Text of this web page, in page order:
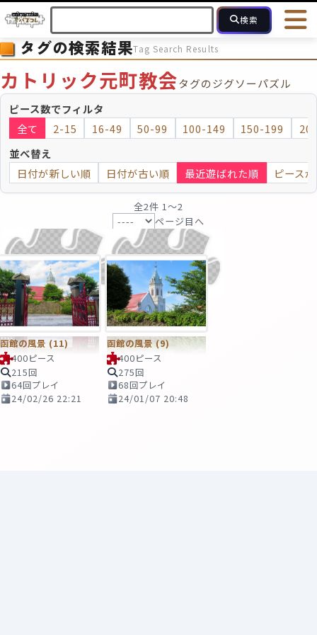
検索
HOME 会員登録
ヘルプ
お問合せ
最近投稿され
ピース数 2～15 16～49 50～99 100
モザイク モザイクのみ
タグの検索結果Tag Search Results
カトリック元町教会タグのジグソーパズル
ピース数でフィルタ
全て
2-15 16-49 50-99 100-149 150-199
並べ替え
日付が新しい順
日付が古い順 最近遊ばれた順 ピース
全2件 1〜2
ページ目へ
函館の風景 (11)
400ピース
215回
64回プレイ
24/02/26 22:21
函館の風景 (9)
400ピース
275回
68回プレイ
24/01/07 20:48